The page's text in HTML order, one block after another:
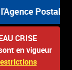
Postale
CRISE
en vigueur